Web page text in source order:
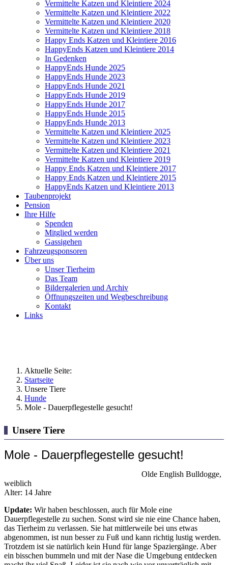
Vermittelte Katzen und Kleintiere 2024
Vermittelte Katzen und Kleintiere 2022
Vermittelte Katzen und Kleintiere 2020
Vermittelte Katzen und Kleintiere 2018
Happy Ends Katzen und Kleintiere 2016
HappyEnds Katzen und Kleintiere 2014
In Gedenken
HappyEnds Hunde 2025
HappyEnds Hunde 2023
HappyEnds Hunde 2021
HappyEnds Hunde 2019
HappyEnds Hunde 2017
HappyEnds Hunde 2015
HappyEnds Hunde 2013
Vermittelte Katzen und Kleintiere 2025
Vermittelte Katzen und Kleintiere 2023
Vermittelte Katzen und Kleintiere 2021
Vermittelte Katzen und Kleintiere 2019
Happy Ends Katzen und Kleintiere 2017
Happy Ends Katzen und Kleintiere 2015
HappyEnds Katzen und Kleintiere 2013
Taubenprojekt
Pension
Ihre Hilfe
Spenden
Mitglied werden
Gassigehen
Fahrzeugsponsoren
Über uns
Unser Tierheim
Das Team
Bildergalerien und Archiv
Öffnungszeiten und Wegbeschreibung
Kontakt
Links
Aktuelle Seite:
Startseite
Unsere Tiere
Hunde
Mole - Dauerpflegestelle gesucht!
Unsere Tiere
Mole - Dauerpflegestelle gesucht!
Olde English Bulldogge,
weiblich
Alter: 14 Jahre
Update: Wir haben beschlossen, auch für Mole eine
Dauerpflegestelle zu suchen. Sonst wird sie nie eine Chance haben,
das Tierheim zu verlassen. Sie hat mittlerweile bei uns etwas
abgenommen, ist nun besser zu Fuß und kann richtig lustig werden.
Trotzdem ist sie natürlich kein Hund für lange Spaziergänge. Aber
ein bisschen bummeln und mit der Nase die Umgebung entdecken